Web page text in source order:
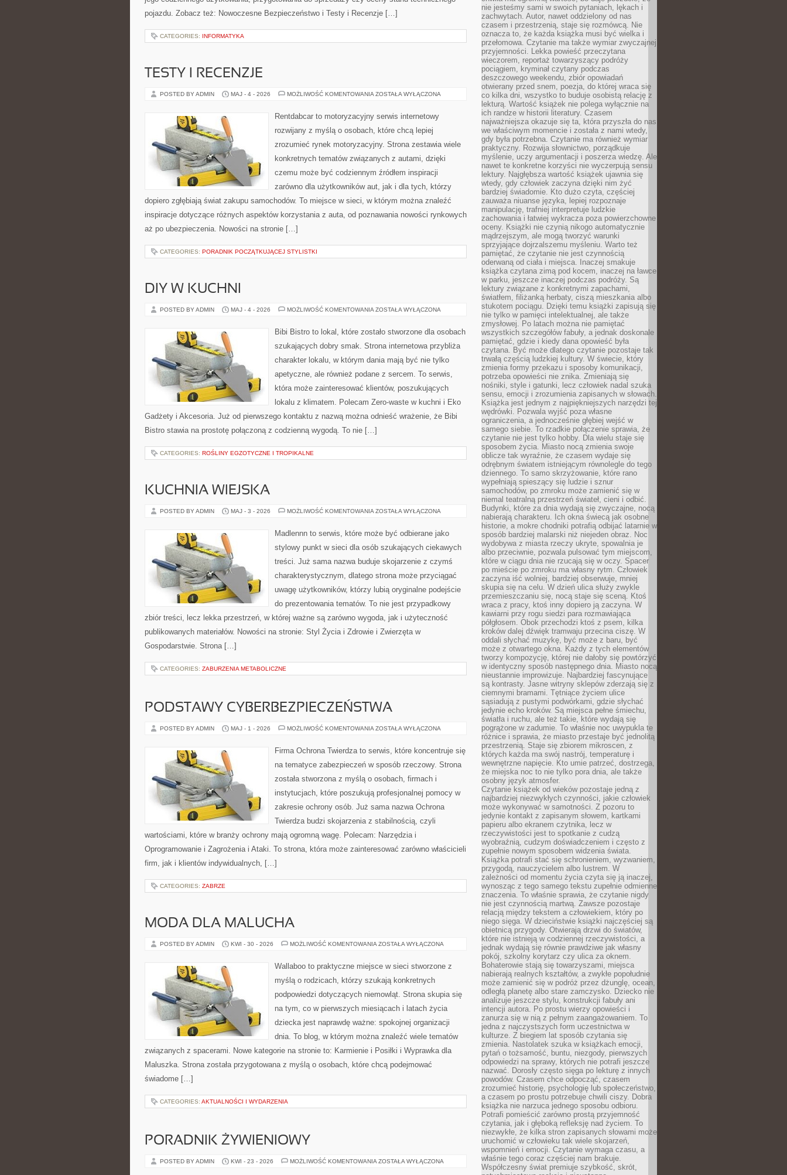
pojazdu. Zobacz też: Nowoczesne Bezpieczeństwo i Testy i Recenzje […]
CATEGORIES: INFORMATYKA
TESTY I RECENZJE
POSTED BY ADMIN MAJ - 4 - 2026 MOŻLIWOŚĆ KOMENTOWANIA TESTY
ZOSTAŁA WYŁĄCZONA
Rentdabcar to motoryzacyjny serwis internetowy
rozwijany z myślą o osobach, które chcą lepiej
zrozumieć rynek motoryzacyjny. Strona zestawia wiele
konkretnych tematów związanych z autami, dzięki
czemu może być codziennym źródłem inspiracji
zarówno dla użytkowników aut, jak i dla tych, którzy
dopiero zgłębiają świat zakupu samochodów. To miejsce w sieci, w którym można znaleźć
inspiracje dotyczące różnych aspektów korzystania z auta, od poznawania nowości rynkowych
aż po ubezpieczenia. Nowości na stronie […]
CATEGORIES: PORADNIK POCZĄTKUJĄCEJ STYLISTKI
DIY W KUCHNI
POSTED BY ADMIN MAJ - 4 - 2026 MOŻLIWOŚĆ KOMENTOWANIA DIY
ZOSTAŁA WYŁĄCZONA
Bibi Bistro to lokal, które zostało stworzone dla osobach
szukających dobry smak. Strona internetowa przybliża
charakter lokalu, w którym dania mają być nie tylko
apetyczne, ale również podane z sercem. To serwis,
która może zainteresować klientów, poszukujących
lokalu z klimatem. Polecam Zero-waste w kuchni i Eko
Gadżety i Akcesoria. Już od pierwszego kontaktu z nazwą można odnieść wrażenie, że Bibi
Bistro stawia na prostotę połączoną z codzienną wygodą. To nie […]
CATEGORIES: ROŚLINY EGZOTYCZNE I TROPIKALNE
KUCHNIA WIEJSKA
POSTED BY ADMIN MAJ - 3 - 2026 MOŻLIWOŚĆ KOMENTOWANIA KUCHNIA
ZOSTAŁA WYŁĄCZONA
Madlennn to serwis, które może być odbierane jako
stylowy punkt w sieci dla osób szukających ciekawych
treści. Już sama nazwa buduje skojarzenie z czymś
charakterystycznym, dlatego strona może przyciągać
uwagę użytkowników, którzy lubią oryginalne podejście
do prezentowania tematów. To nie jest przypadkowy
zbiór treści, lecz lekka przestrzeń, w której ważne są zarówno wygoda, jak i użyteczność
publikowanych materiałów. Nowości na stronie: Styl Życia i Zdrowie i Zwierzęta w
Gospodarstwie. Strona […]
CATEGORIES: ZABURZENIA METABOLICZNE
PODSTAWY CYBERBEZPIECZEŃSTWA
POSTED BY ADMIN MAJ - 1 - 2026 MOŻLIWOŚĆ KOMENTOWANIA PODSTAWY
ZOSTAŁA WYŁĄCZONA
Firma Ochrona Twierdza to serwis, które koncentruje się
na tematyce zabezpieczeń w sposób rzeczowy. Strona
została stworzona z myślą o osobach, firmach i
instytucjach, które poszukują profesjonalnej pomocy w
zakresie ochrony osób. Już sama nazwa Ochrona
Twierdza budzi skojarzenia z stabilnością, czyli
wartościami, które w branży ochrony mają ogromną wagę. Polecam: Narzędzia i
Oprogramowanie i Zagrożenia i Ataki. To strona, która może zainteresować zarówno właścicieli
firm, jak i klientów indywidualnych, […]
CATEGORIES: ZABRZE
MODA DLA MALUCHA
POSTED BY ADMIN KWI - 30 - 2026 MOŻLIWOŚĆ KOMENTOWANIA MODA
ZOSTAŁA WYŁĄCZONA
Wallaboo to praktyczne miejsce w sieci stworzone z
myślą o rodzicach, którzy szukają konkretnych
podpowiedzi dotyczących niemowląt. Strona skupia się
na tym, co w pierwszych miesiącach i latach życia
dziecka jest naprawdę ważne: spokojnej organizacji
dnia. To blog, w którym można znaleźć wiele tematów
związanych z spacerami. Nowe kategorie na stronie to: Karmienie i Posiłki i Wyprawka dla
Maluszka. Strona została przygotowana z myślą o osobach, które chcą podejmować
świadome […]
CATEGORIES: AKTUALNOŚCI I WYDARZENIA
PORADNIK ŻYWIENIOWY
POSTED BY ADMIN KWI - 23 - 2026 MOŻLIWOŚĆ KOMENTOWANIA PORADNIK
ZOSTAŁA WYŁĄCZONA
nie jesteśmy sami w swoich pytaniach, lękach i
zachwytach. Autor, nawet oddzielony od nas
czasem i przestrzenią, staje się rozmówcą. Nie
oznacza to, że każda książka musi być wielka i
przełomowa. Czytanie ma także wymiar zwyczajnej
przyjemności. Lekka powieść przeczytana
wieczorem, reportaż towarzyszący podróży
pociągiem, kryminał czytany podczas
deszczowego weekendu, zbiór opowiadań
otwierany przed snem, poezja, do której wraca się
co kilka dni, wszystko to buduje osobistą relację z
lekturą. Wartość książek nie polega wyłącznie na
ich randze w historii literatury. Czasem
najważniejsza okazuje się ta, która przyszła do nas
we właściwym momencie i została z nami wtedy,
gdy była potrzebna. Czytanie ma również wymiar
praktyczny. Rozwija słownictwo, porządkuje
myślenie, uczy argumentacji i poszerza wiedzę. Ale
nawet te konkretne korzyści nie wyczerpują sensu
lektury. Najgłębsza wartość książek ujawnia się
wtedy, gdy człowiek zaczyna dzięki nim żyć
bardziej świadomie. Kto dużo czyta, częściej
zauważa niuanse języka, lepiej rozpoznaje
manipulację, trafniej interpretuje ludzkie
zachowania i łatwiej wykracza poza powierzchowne
oceny. Książki nie czynią nikogo automatycznie
mądrzejszym, ale mogą tworzyć warunki
sprzyjające dojrzalszemu myśleniu. Warto też
pamiętać, że czytanie nie jest czynnością
oderwaną od ciała i miejsca. Inaczej smakuje
książka czytana zimą pod kocem, inaczej na ławce
w parku, jeszcze inaczej podczas podróży. Są
lektury związane z konkretnymi zapachami,
światłem, filiżanką herbaty, ciszą mieszkania albo
stukotem pociągu. Dzięki temu książki zapisują się
nie tylko w pamięci intelektualnej, ale także
zmysłowej. Po latach można nie pamiętać
wszystkich szczegółów fabuły, a jednak doskonale
pamiętać, gdzie i kiedy dana opowieść była
czytana. Być może dlatego czytanie pozostaje tak
trwałą częścią ludzkiej kultury. W świecie, który
zmienia formy przekazu i sposoby komunikacji,
potrzeba opowieści nie znika. Zmieniają się
nośniki, style i gatunki, lecz człowiek nadal szuka
sensu, emocji i zrozumienia zapisanych w słowach.
Książka jest jednym z najpiękniejszych narzędzi tej
wędrówki. Pozwala wyjść poza własne
ograniczenia, a jednocześnie głębiej wejść w
samego siebie. To rzadkie połączenie sprawia, że
czytanie nie jest tylko hobby. Dla wielu staje się
sposobem życia. Miasto nocą zmienia swoje
oblicze tak wyraźnie, że czasem wydaje się
odrębnym światem istniejącym równolegle do tego
dziennego. To samo skrzyżowanie, które rano
wypełniają spieszący się ludzie i sznur
samochodów, po zmroku może zamienić się w
niemal teatralną przestrzeń świateł, cieni i odbić.
Budynki, które za dnia wydają się zwyczajne, nocą
nabierają charakteru. Ich okna świecą jak osobne
historie, a mokre chodniki potrafią odbijać latarnie w
sposób bardziej malarski niż niejeden obraz. Noc
wydobywa z miasta rzeczy ukryte, spowalnia je
albo przeciwnie, pozwala pulsować tym miejscom,
które w ciągu dnia nie rzucają się w oczy. Spacer
po mieście po zmroku ma własny rytm. Człowiek
zaczyna iść wolniej, bardziej obserwuje, mniej
skupia się na celu. W dzień ulica służy zwykle
przemieszczaniu się, nocą staje się sceną. Ktoś
wraca z pracy, ktoś inny dopiero ją zaczyna. W
kawiarni przy rogu siedzi para rozmawiająca
półgłosem. Obok przechodzi ktoś z psem, kilka
kroków dalej dźwięk tramwaju przecina ciszę. W
oddali słychać muzykę, być może z baru, być
może z otwartego okna. Każdy z tych elementów
tworzy kompozycję, której nie dałoby się powtórzyć
w identyczny sposób następnego dnia. Miasto nocą
nieustannie improwizuje. Najbardziej fascynujące
są kontrasty. Jasne witryny sklepów zderzają się z
ciemnymi bramami. Tętniące życiem ulice
sąsiadują z pustymi podwórkami, gdzie słychać
jedynie echo kroków. Są miejsca pełne śmiechu,
światła i ruchu, ale też takie, które wydają się
pogrążone w zadumie. To właśnie noc uwypukla te
różnice i sprawia, że miasto przestaje być jednolitą
przestrzenią. Staje się zbiorem mikroscen, z
których każda ma swój nastrój, temperaturę i
wewnętrzne napięcie. Kto umie patrzeć, dostrzega,
że miejska noc to nie tylko pora dnia, ale także
osobny język atmosfer.
Czytanie książek od wieków pozostaje jedną z
najbardziej niezwykłych czynności, jakie człowiek
może wykonywać w samotności. Z pozoru to
jedynie kontakt z zapisanym słowem, kartkami
papieru albo ekranem czytnika, lecz w
rzeczywistości jest to spotkanie z cudzą
wyobraźnią, cudzym doświadczeniem i często z
zupełnie nowym sposobem widzenia świata.
Książka potrafi stać się schronieniem, wyzwaniem,
przygodą, nauczycielem albo lustrem. W
zależności od momentu życia czyta się ją inaczej,
wynosząc z tego samego tekstu zupełnie odmienne
znaczenia. To właśnie sprawia, że czytanie nigdy
nie jest czynnością martwą. Zawsze pozostaje
relacją między tekstem a człowiekiem, który po
niego sięga. W dzieciństwie książki najczęściej są
obietnicą przygody. Otwierają drzwi do światów,
które nie istnieją w codziennej rzeczywistości, a
jednak wydają się równie prawdziwe jak własny
pokój, szkolny korytarz czy ulica za oknem.
Bohaterowie stają się towarzyszami, miejsca
nabierają realnych kształtów, a zwykłe popołudnie
może zamienić się w podróż przez dżunglę, ocean,
odległą planetę albo stare zamczysko. Dziecko nie
analizuje jeszcze stylu, konstrukcji fabuły ani
intencji autora. Po prostu wierzy opowieści i
zanurza się w nią z pełnym zaangażowaniem. To
jedna z najczystszych form uczestnictwa w
kulturze. Z biegiem lat sposób czytania się
zmienia. Nastolatek szuka w książkach emocji,
pytań o tożsamość, buntu, niezgody, pierwszych
odpowiedzi na sprawy, których nie potrafi jeszcze
nazwać. Dorosły często sięga po lekturę z innych
powodów. Czasem chce odpocząć, czasem
zrozumieć historię, psychologię lub społeczeństwo,
a czasem po prostu potrzebuje chwili ciszy. Dobra
książka nie narzuca jednego sposobu odbioru.
Potrafi pomieścić zarówno prostą przyjemność
czytania, jak i głęboką refleksję nad życiem. To
niezwykłe, że kilka stron zapisanych słowami może
uruchomić w człowieku tak wiele skojarzeń,
wspomnień i emocji. Czytanie wymaga czasu, a
właśnie tego coraz częściej nam brakuje.
Współczesny świat premiuje szybkość, skrót,